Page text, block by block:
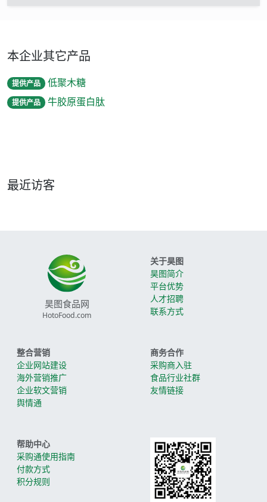
本企业其它产品
提供产品 低聚木糖
提供产品 牛胶原蛋白肽
最近访客
昊图食品网
HotoFood.com
关于昊图
昊图简介
平台优势
人才招聘
联系方式
整合营销
企业网站建设
海外营销推广
企业软文营销
舆情通
商务合作
采购商入驻
食品行业社群
友情链接
帮助中心
采购通使用指南
付款方式
积分规则